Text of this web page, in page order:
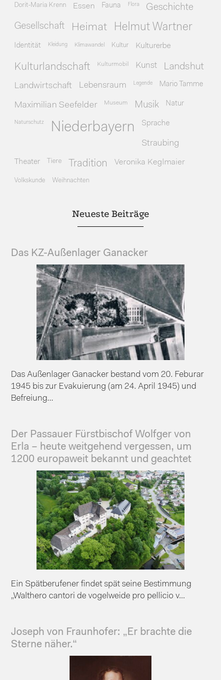
Dorit-Maria Krenn Essen Fauna Flora Geschichte
Gesellschaft Heimat Helmut Wartner
Identität Kleidung Klimawandel Kultur Kulturerbe
Kulturlandschaft Kulturmobil Kunst Landshut
Landwirtschaft Lebensraum Legende Mario Tamme
Maximilian Seefelder Museum Musik Natur
Naturschutz Niederbayern Sprache
Straubing
Theater Tiere Tradition Veronika Keglmaier
Volkskunde Weihnachten
Neueste Beiträge
Das KZ-Außenlager Ganacker
Das Außenlager Ganacker bestand vom 20. Feburar
1945 bis zur Evakuierung (am 24. April 1945) und
Befreiung...
Der Passauer Fürstbischof Wolfger von
Erla – heute weitgehend vergessen, um
1200 europaweit bekannt und geachtet
Ein Spätberufener findet spät seine Bestimmung
„Walthero cantori de vogelweide pro pellicio v...
Joseph von Fraunhofer: „Er brachte die
Sterne näher.“